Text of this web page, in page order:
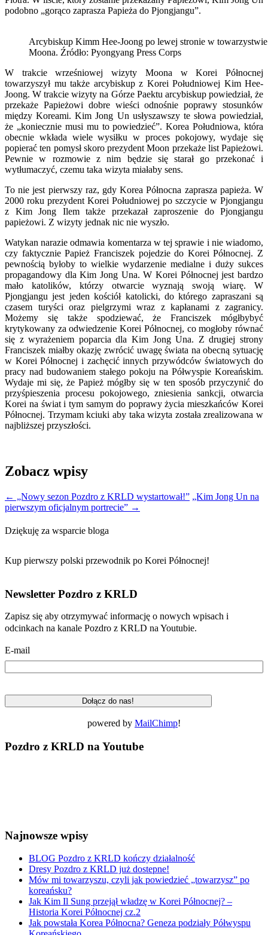
podobno „gorąco zaprasza Papieża do Pjongjangu”.
Arcybiskup Kimm Hee-Joong po lewej stronie w
Moona. Źródło: Pyongyang Press Corps
W trakcie wrześniowej wizyty Moona w Korei Północnej
towarzyszył mu także arcybiskup z Korei Południowej Kim Hee-
Joong. W trakcie wizyty na Górze Paektu arcybiskup powiedział, że
przekaże Papieżowi dobre wieści odnośnie poprawy stosunków
między Koreami. Kim Jong Un usłyszawszy te słowa powiedział,
że „koniecznie musi mu to powiedzieć”. Korea Południowa, która
obecnie wkłada wiele wysiłku w proces pokojowy, wydaje się
popierać ten pomysł skoro prezydent Moon przekaże list Papieżowi.
Pewnie w rozmowie z nim będzie się starał go przekonać i
wytłumaczyć, czemu taka wizyta miałaby sens.
To nie jest pierwszy raz, gdy Korea Północna zaprasza papieża. W
2000 roku prezydent Korei Południowej po szczycie w Pjongjangu
z Kim Jong Ilem także przekazał zaproszenie do Pjongjangu
papieżowi. Z wizyty jednak nic nie wyszło.
Watykan narazie odmawia komentarza w tej sprawie i nie wiadomo,
czy faktycznie Papież Franciszek pojedzie do Korei Północnej. Z
pewnością byłoby to wielkie wydarzenie medialne i duży sukces
propagandowy dla Kim Jong Una. W Korei Północnej jest bardzo
mało katolików, którzy otwarcie wyznają swoją wiarę. W
Pjongjangu jest jeden kościół katolicki, do którego zapraszani są
czasem turyści oraz pielgrzymi wraz z kapłanami z zagranicy.
Możemy się także spodziewać, że Franciszek mógłbybyć
krytykowany za odwiedzenie Korei Północnej, co mogłoby równać
się z wyrażeniem poparcia dla Kim Jong Una. Z drugiej strony
Franciszek miałby okazję zwrócić uwagę świata na obecną sytuację
w Korei Północnej i zachęcić innych przywódców światowych do
pracy nad budowaniem stałego pokoju na Półwyspie Koreańskim.
Wydaje mi się, że Papież mógłby się w ten sposób przyczynić do
przyśpieszenia procesu pokojowego, zniesienia sankcji, otwarcia
Korei na świat i tym samym do poprawy życia mieszkańców Korei
Północnej. Trzymam kciuki aby taka wizyta została zrealizowana w
najbliższej przyszłości.
Zobacz wpisy
← „Nowy sezon Pozdro z KRLD wystartował!” „Kim Jong Un na
pierwszym oficjalnym portrecie” →
Dziękuję za wsparcie bloga
Kup pierwszy polski przewodnik po Korei Północnej!
Newsletter Pozdro z KRLD
Zapisz się aby otrzymywać informację o nowych wpisach i
odcinkach na kanale Pozdro z KRLD na Youtubie.
E-mail
powered by MailChimp!
Pozdro z KRLD na Youtube
Najnowsze wpisy
BLOG Pozdro z KRLD kończy działalność
Dresy Pozdro z KRLD już dostepne!
Mów mi towarzyszu, czyli jak powiedzieć „towarzysz” po
koreańsku?
Jak Kim Il Sung przejął władzę w Korei Północnej? –
Historia Korei Północnej cz.2
Jak powstała Korea Północna? Geneza podziały Półwyspu